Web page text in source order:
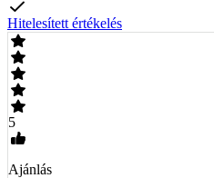
Hitelesített értékelés
5
Ajánlás